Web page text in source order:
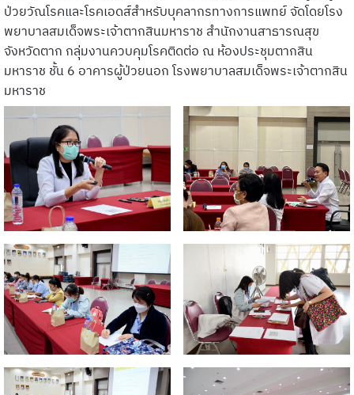
ป่วยวัณโรคและโรคเอดส์สำหรับบุคลากรทางการแพทย์ จัดโดยโรง
พยาบาลสมเด็จพระเจ้าตากสินมหาราช สำนักงานสาธารณสุข
จังหวัดตาก กลุ่มงานควบคุมโรคติดต่อ ณ ห้องประชุมตากสิน
มหาราช ชั้น 6 อาคารผู้ป่วยนอก โรงพยาบาลสมเด็จพระเจ้าตากสิน
มหาราช